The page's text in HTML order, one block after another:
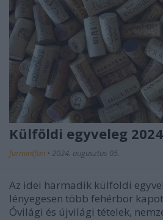
Külföldi egyveleg
furmintfan • 2024. augusztus 05.
Az idei harmadik külföldi
lényegesen több fehérbor
Óvilági és újvilági tételek,